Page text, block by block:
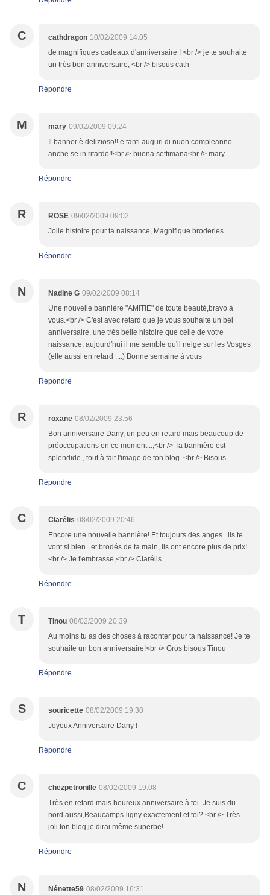
C cathdragon 10/02/2009 14:05
de magnifiques cadeaux d'anniversaire ! <br /> je te souhaite
un très bon anniversaire; <br /> bisous cath
Répondre
M mary 09/02/2009 09:24
Il banner è delizioso!! e tanti auguri di nuon compleanno
anche se in ritardo!!<br /> buona settimana<br /> mary
Répondre
R ROSE 09/02/2009 09:02
Jolie histoire pour ta naissance, Magnifique broderies......
Répondre
N Nadine G 09/02/2009 08:14
Une nouvelle bannière "AMITIE" de toute beauté,bravo à
vous.<br /> C'est avec retard que je vous souhaite un bel
anniversaire, une très belle histoire que celle de votre
naissance, aujourd'hui il me semble qu'il neige sur les Vosges
(elle aussi en retard ....) Bonne semaine à vous
Répondre
R roxane 08/02/2009 23:56
Bon anniversaire Dany, un peu en retard mais beaucoup de
préoccupations en ce moment ..;<br /> Ta bannière est
splendide , tout à fait l'image de ton blog. <br /> Bisous.
Répondre
C Clarélis 08/02/2009 20:46
Encore une nouvelle bannière! Et toujours des anges...ils te
vont si bien...et brodés de ta main, ils ont encore plus de prix!
<br /> Je t'embrasse,<br /> Clarélis
Répondre
T Tinou 08/02/2009 20:39
Au moins tu as des choses à raconter pour ta naissance! Je te
souhaite un bon anniversaire!<br /> Gros bisous Tinou
Répondre
S souricette 08/02/2009 19:30
Joyeux Anniversaire Dany !
Répondre
C chezpetronille 08/02/2009 19:08
Très en retard mais heureux anniversaire à toi .Je suis du
nord aussi,Beaucamps-ligny exactement et toi? <br /> Très
joli ton blog,je dirai même superbe!
Répondre
N Nénette59 08/02/2009 16:31